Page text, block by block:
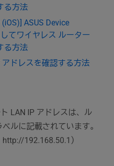
る方法
ASUS Device
てワイヤレス ルーター
る方法
ドレスを確認する方法
LAN IP アドレスは、ル
ルに記載されています。
192.168.50.1）